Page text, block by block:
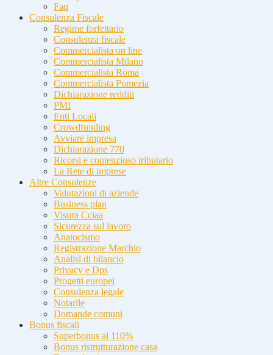
Faq
Consulenza Fiscale
Regime forfettario
Consulenza fiscale
Commercialista on line
Commercialista Milano
Commercialista Roma
Commercialista Pomezia
Dichiarazione redditi
PMI
Enti Locali
Crowdfunding
Avviare impresa
Dichiarazione 770
Ricorsi e contenzioso tributario
La Rete di imprese
Altre Consulenze
Valutazioni di aziende
Business plan
Visura Cciaa
Sicurezza sul lavoro
Anatocismo
Registrazione Marchio
Analisi di bilancio
Privacy e Dps
Progetti europei
Consulenza legale
Notarile
Domande comuni
Bonus fiscali
Superbonus al 110%
Bonus ristrutturazione casa